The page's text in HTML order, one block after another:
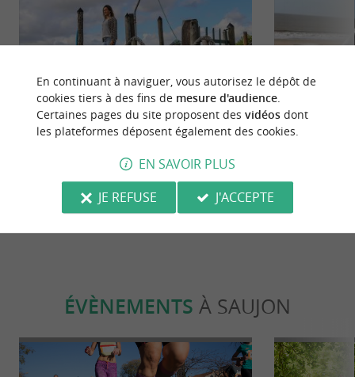
Mornac-sur-Seudre, invitation au
voyage sur les rives de l’estuaire
8,9 km - Mornac-sur-Seudre
Culturelle Familiale
ÉVÈNEMENTS À SAUJON
En continuant à naviguer, vous autorisez le dépôt de
cookies tiers à des fins de mesure d'audience.
Certaines pages du site proposent des vidéosdont
les plateformes déposent également des cookies.
EN SAVOIR PLUS
JE REFUSE
J'ACCEPTE